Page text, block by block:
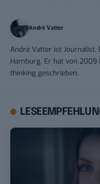
André Vatter
André Vatter ist Journalist,
Hamburg. Er hat von 2009
thinking geschrieben.